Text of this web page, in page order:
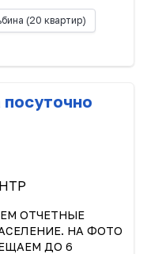
(20 квартир)
ОТЧЕТНЫЕ
НА ФОТО
ДО 6